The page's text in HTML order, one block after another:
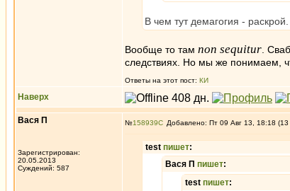
В чем тут демагогия - раскрой.
Вообще то там non sequitur .
следствиях. Но мы же понимаем,
Ответы на этот пост: КИ
Наверх
Вася П
Зарегистрирован:
20.05.2013
Суждений: 587
№158939 Добавлено: Пт 09 Авг 13, 18:18
test пишет:
Вася П пишет:
test пишет: